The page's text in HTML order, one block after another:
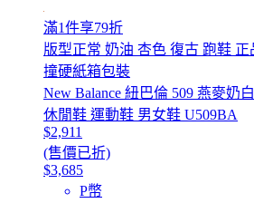
滿1件享79折
版型正常 奶油 杏色 復古 跑鞋
撞硬紙箱包裝
New Balance 紐巴倫 509 燕麥奶
休閒鞋 運動鞋 男女鞋 U509BA
$2,911
(售價已折)
$3,685
P幣